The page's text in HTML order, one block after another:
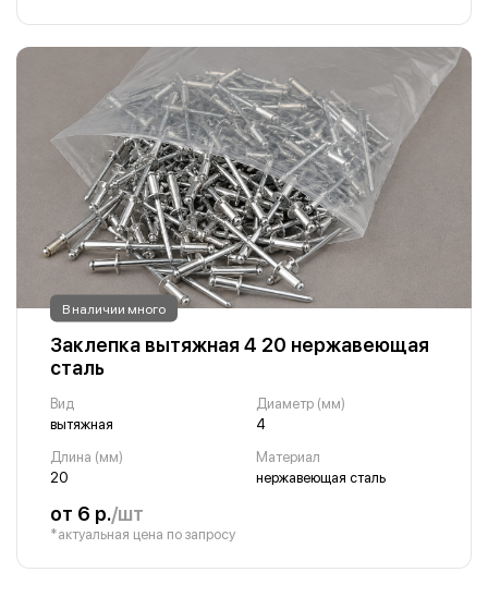
В наличии много
Заклепка вытяжная 4 20 нержавеющая
сталь
Вид
вытяжная
Диаметр (мм)
4
Длина (мм)
20
Материал
нержавеющая сталь
от 6 р./шт
*актуальная цена по запросу